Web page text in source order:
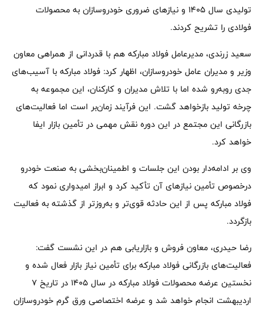
تولیدی سال ۱۴۰۵ و نیازهای ضروری خودروسازان به محصولات
فولادی را تشریح کردند.
سعید زرندی، مدیرعامل فولاد مبارکه هم با قدردانی از همراهی معاون
وزیر و مدیران عامل خودروسازان، اظهار کرد: فولاد مبارکه با آسیب‌های
جدی روبه‌رو شده اما با تلاش مدیران و کارکنان، این مجموعه به
چرخه تولید بازخواهد گشت. این فرآیند زمان‌بر است اما فعالیت‌های
بازرگانی این مجتمع در این دوره نقش مهمی در تأمین بازار ایفا
خواهد کرد.
وی بر ادامه‌دار بودن این جلسات و اطمینان‌بخشی به صنعت خودرو
درخصوص تأمین نیازهای آن تأکید کرد و ابراز امیدواری نمود که
فولاد مبارکه پس از این حادثه قوی‌تر و به‌روزتر از گذشته به فعالیت
بازگردد.
رضا حیدری، معاون فروش و بازاریابی هم در این نشست گفت:
فعالیت‌های بازرگانی فولاد مبارکه برای تأمین نیاز بازار فعال شده و
نخستین عرضه محصولات فولاد مبارکه در سال ۱۴۰۵ در تاریخ ۷
اردیبهشت انجام خواهد شد و عرضه اختصاصی ورق گرم خودروسازان